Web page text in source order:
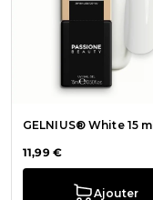
GELNIUS® White 15 ml
11,99 €
Ajouter